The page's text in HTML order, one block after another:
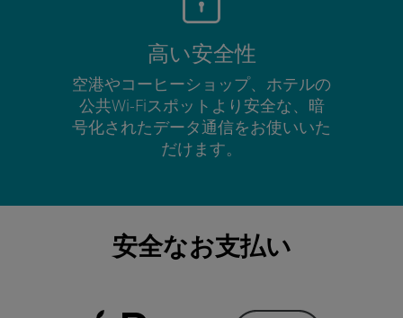
高い安全性
空港やコーヒーショップ、ホテルの
公共Wi-Fiスポットより安全な、暗
号化されたデータ通信をお使いいた
だけます。
安全なお支払い